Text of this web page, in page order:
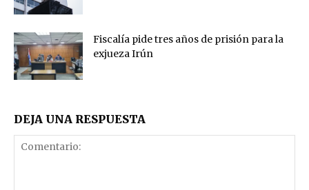
Fiscalía pide tres años de prisión para la
exjueza Irún
DEJA UNA RESPUESTA